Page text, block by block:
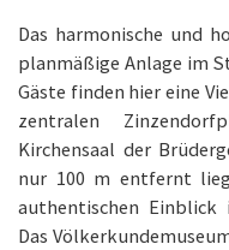
Das harmonische und
planmäßige Anlage im
Gäste finden hier eine
zentralen
Kirchensaal der
nur 100 m entfernt
authentischen
Das